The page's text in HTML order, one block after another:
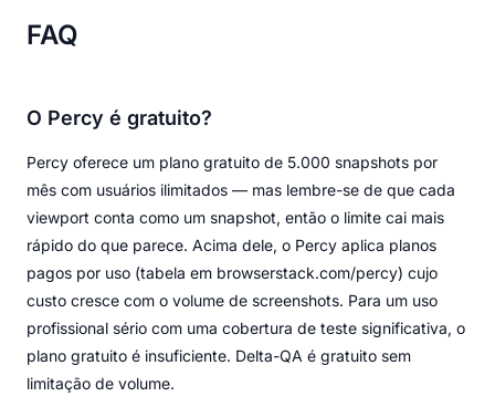
FAQ
O Percy é gratuito?
Percy oferece um plano gratuito de 5.000 snapshots por
mês com usuários ilimitados — mas lembre-se de que cada
viewport conta como um snapshot, então o limite cai mais
rápido do que parece. Acima dele, o Percy aplica planos
pagos por uso (tabela em browserstack.com/percy) cujo
custo cresce com o volume de screenshots. Para um uso
profissional sério com uma cobertura de teste significativa, o
plano gratuito é insuficiente. Delta-QA é gratuito sem
limitação de volume.